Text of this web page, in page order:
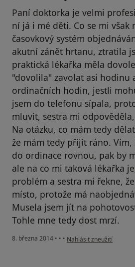
Paní doktorka je velmi
ní já i mé děti. Co se mi však
časovkový systém
akutní zánět hrtanu, ztratila
praktická lékařka měla
"dovolila" zavolat asi hodinu
ordinačních hodin, jestli
jsem do telefonu sípala,
mluvit, sestra mi
Na otázku, co mám tedy
že mám tedy přijít ráno. Vím,
do ordinace rovnou, pak by
ale na co mi taková lékařka
problém a sestra mi řekne,
místo, protože má
Musela jsem jít na
Tohle mne tedy dost mrzí.
8. března 2014 • • • podle názoru uživatele
Nahlásit zneužití